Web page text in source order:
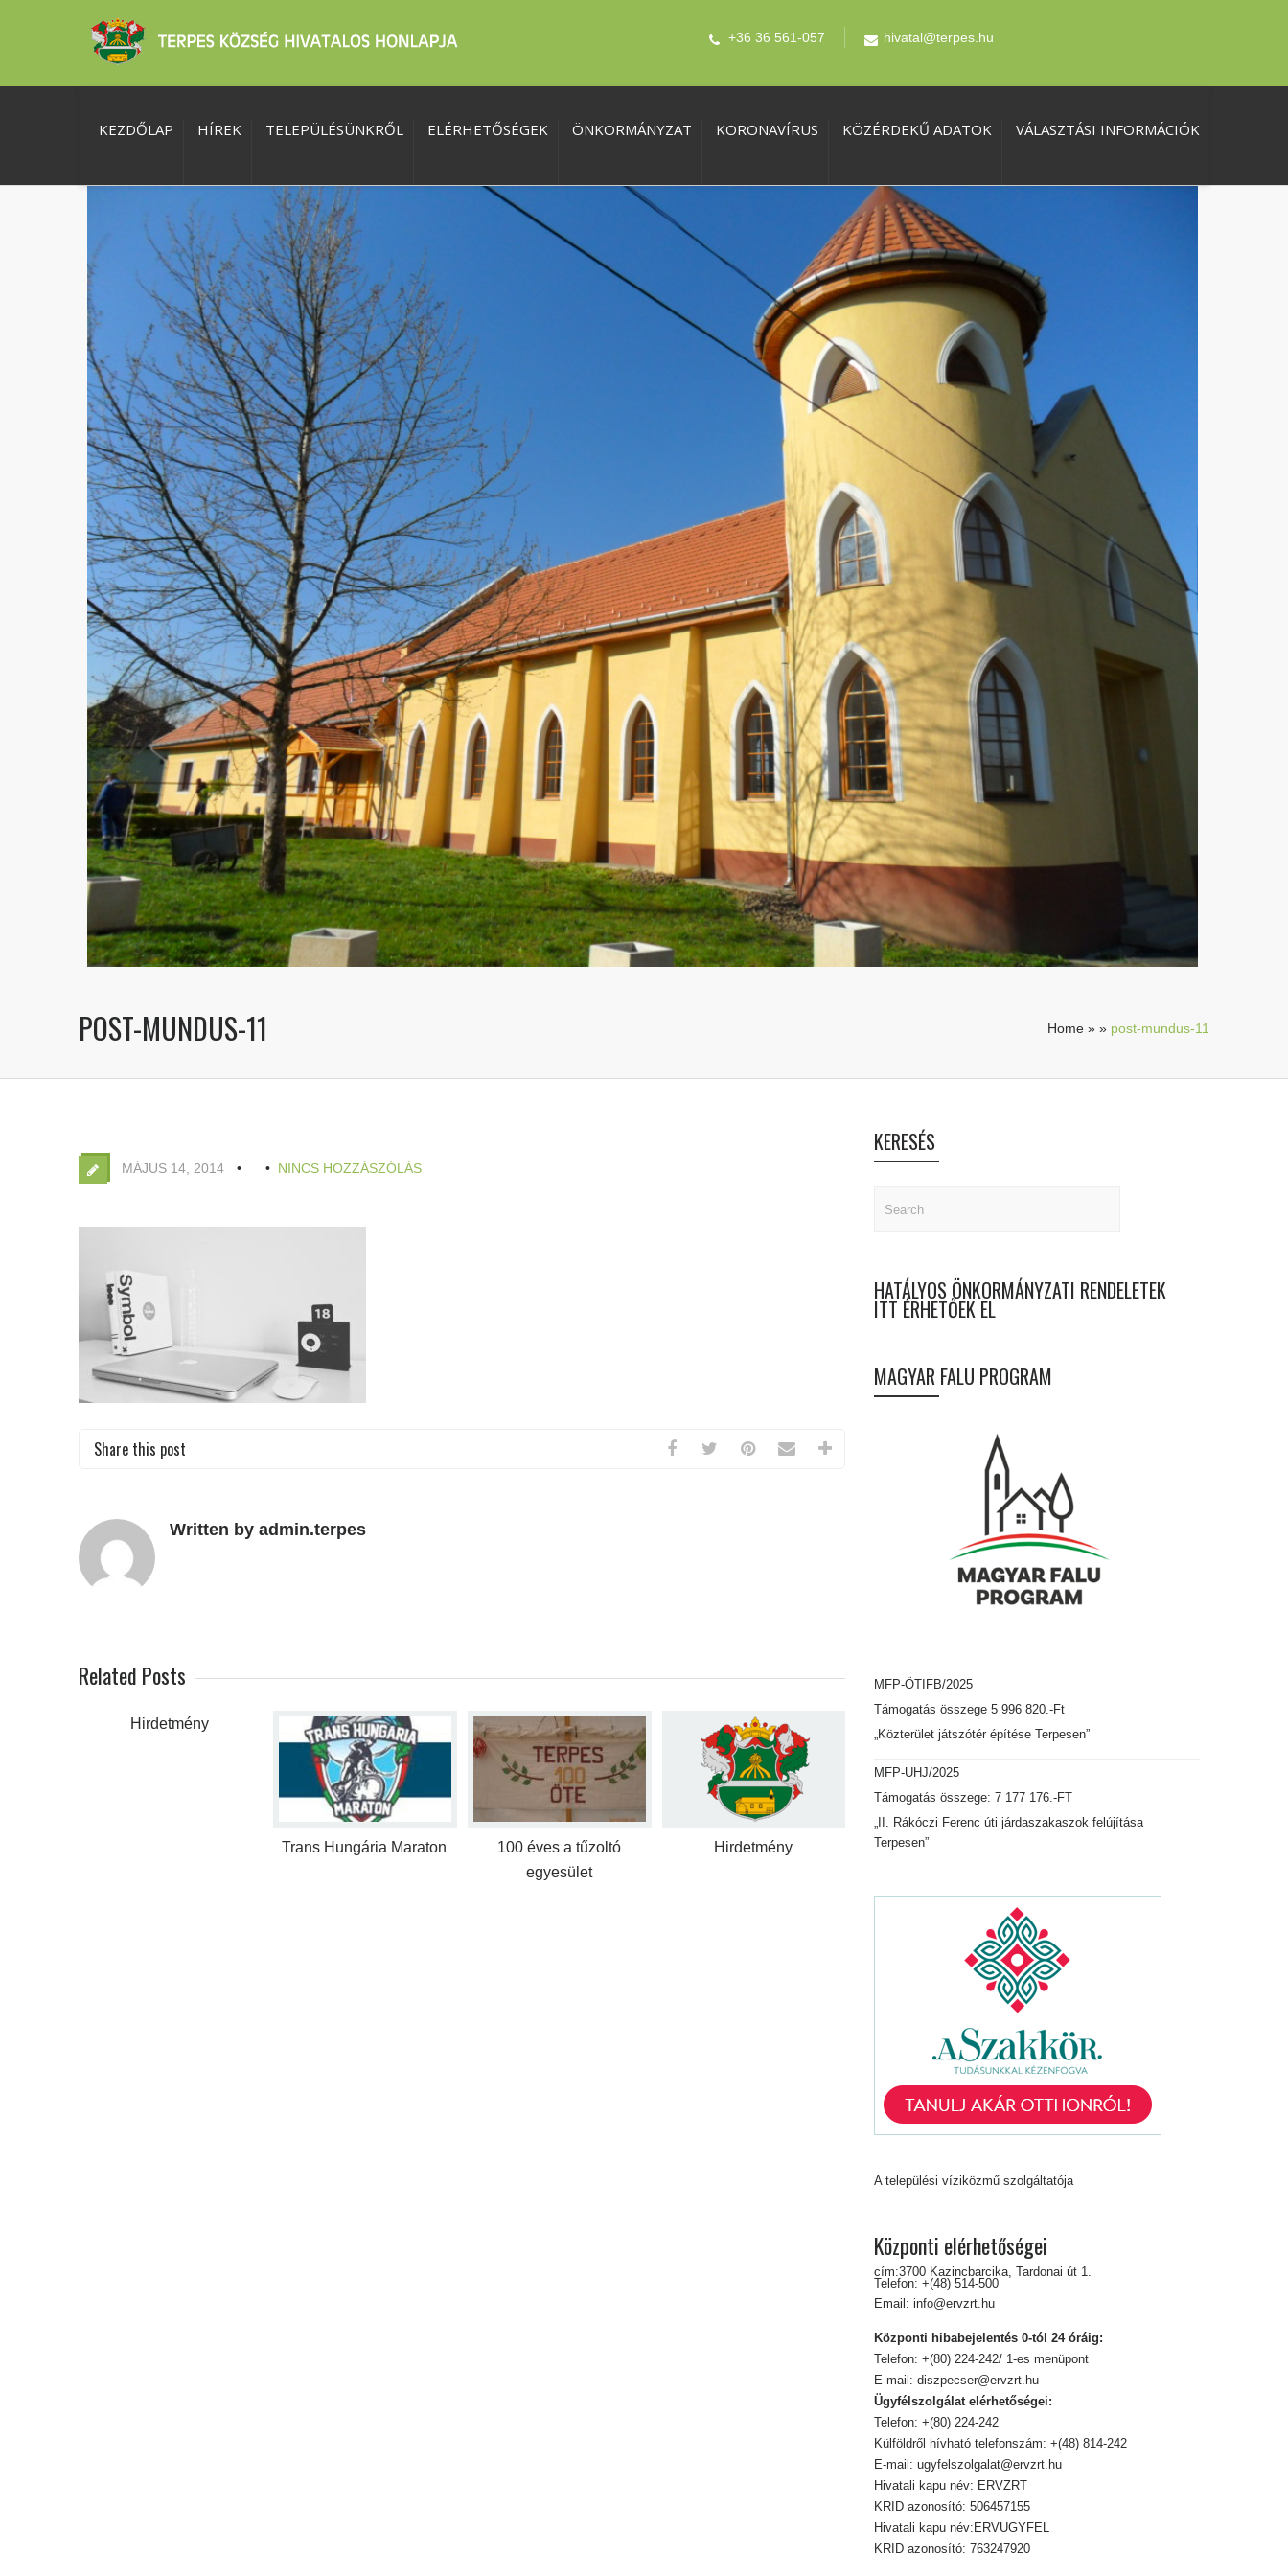
+36 36 561-057 hivatal@terpes.hu
KEZDŐLAP HÍREK TELEPÜLÉSÜNKRŐL ELÉRHETŐSÉGEK ÖNKORMÁNYZAT KORONAVÍRUS KÖZÉRDEKŰ ADATOK VÁLASZTÁSI INFORMÁCIÓK
POST-MUNDUS-11 Home » » post-mundus-11
MÁJUS 14, 2014 NINCS HOZZÁSZÓLÁS
Share this post
Written by admin.terpes
Related Posts
Hirdetmény
Trans Hungária Maraton
100 éves a tűzoltó
egyesület
Hirdetmény
KERESÉS
HATÁLYOS ÖNKORMÁNYZATI RENDELETEK
ITT ÉRHETŐEK EL
MAGYAR FALU PROGRAM
MFP-ÖTIFB/2025
Támogatás összege 5 996 820.-Ft
„Közterület játszótér építése Terpesen”
MFP-UHJ/2025
Támogatás összege: 7 177 176.-FT
„II. Rákóczi Ferenc úti járdaszakaszok felújítása
Terpesen”
A települési víziközmű szolgáltatója
Központi elérhetőségei
cím:3700 Kazincbarcika, Tardonai út 1.
Telefon: +(48) 514-500
Email: info@ervzrt.hu
Központi hibabejelentés 0-tól 24 óráig:
Telefon: +(80) 224-242/ 1-es menüpont
E-mail: diszpecser@ervzrt.hu
Ügyfélszolgálat elérhetőségei:
Telefon: +(80) 224-242
Külföldről hívható telefonszám: +(48) 814-242
E-mail: ugyfelszolgalat@ervzrt.hu
Hivatali kapu név: ERVZRT
KRID azonosító: 506457155
Hivatali kapu név:ERVUGYFEL
KRID azonosító: 763247920